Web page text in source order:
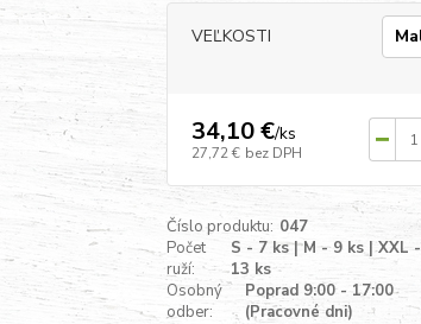
VEĽKOSTI
34,10 €/ks
27,72 € bez DPH
Číslo produktu: 047
Počet
ruží:
S - 7 ks | M - 9 ks | XXL -
13 ks
Osobný
odber:
Poprad 9:00 - 17:00
(Pracovné dni)